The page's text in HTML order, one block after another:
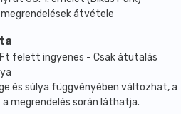
megrendelések átvétele
felett ingyenes - Csak átutalás
és súlya függvényében változhat, a
megrendelés során láthatja.